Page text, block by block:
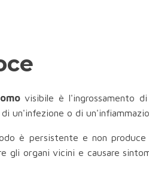
visibile è l'ingrossamento
un'infezione o di
è persistente e non produce
gli organi vicini e causare